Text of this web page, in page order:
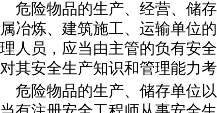
危险物品的生产、经营、储
属冶炼、建筑施工、运输单位
理人员，应当由主管的负有安
对其安全生产知识和管理能力
危险物品的生产、储存单位